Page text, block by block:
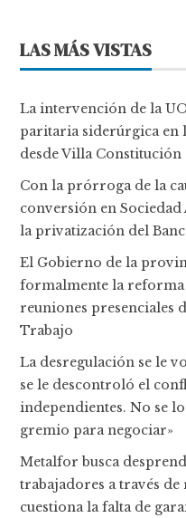
LAS MÁS VISTAS
La intervención de la
paritaria siderúrgica en
desde Villa
Con la prórroga de la
conversión en
la privatización del
El Gobierno de la
formalmente la
reuniones presenciales
Trabajo
La desregulación se le
se le descontroló el
independientes. No se
gremio para negociar»
Metalfor busca
trabajadores a través
cuestiona la falta de